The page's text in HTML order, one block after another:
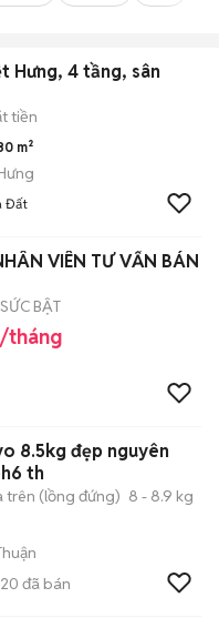
Hưng, 4 tầng, sân
tiền
m²
Đất
VIÊN TƯ VẤN BÁN
BẬT
tháng
8.5kg đẹp nguyên
th
trên (lồng đứng) 8 - 8.9 kg
đã bán